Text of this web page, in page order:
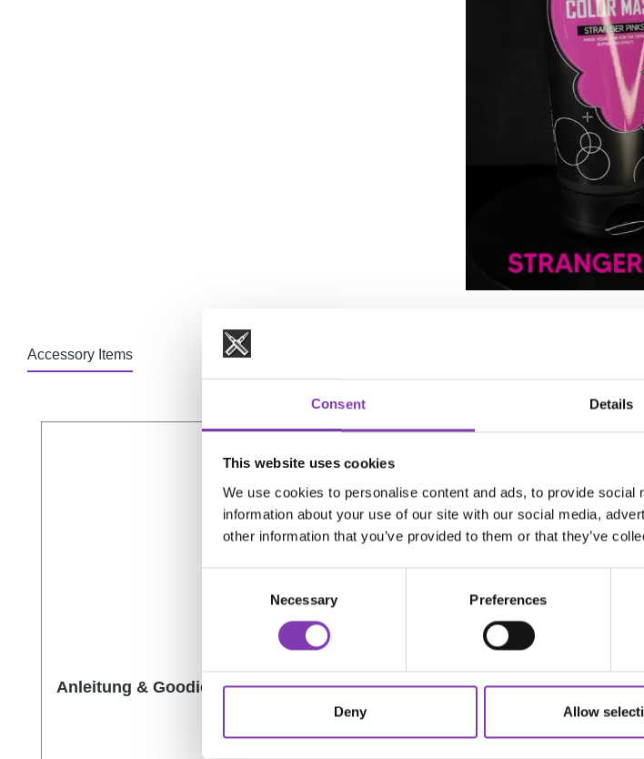
Consent Details
This website uses cookies
We use cookies to personalise content and ads, to provide
information about your use of our site with our social media,
other information that you’ve provided to them or that they’ve
Necessary Preferences
Deny Allow
Accessory Items
Anleitung & Goodies